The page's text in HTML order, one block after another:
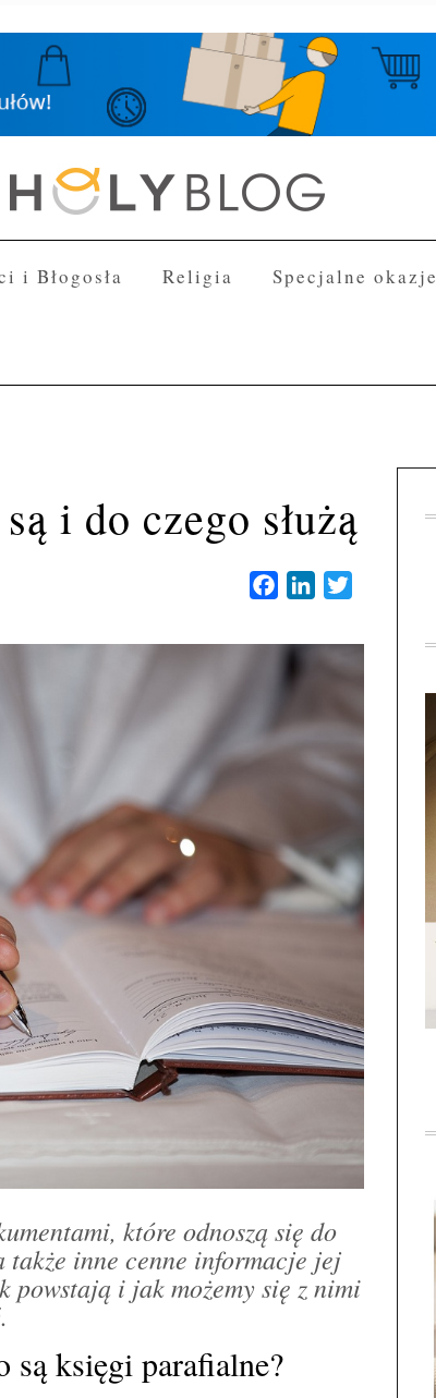
i Błogosła Religia Specjalne okazje
i do czego służą
FacebookLinkedIn
które odnoszą się do
inne cenne informacje jej
powstają i jak możemy się z nimi
są księgi parafialne?